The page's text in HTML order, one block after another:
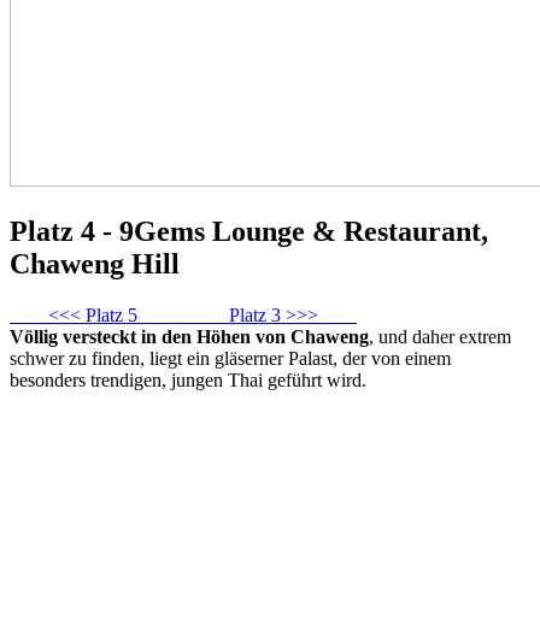
Platz 4 - 9Gems Lounge & Restaurant,
Chaweng Hill
<<< Platz 5
Platz 3 >>>
Völlig versteckt in den Höhen von Chaweng, und daher extrem
schwer zu finden, liegt ein gläserner Palast, der von einem
besonders trendigen, jungen Thai geführt wird.